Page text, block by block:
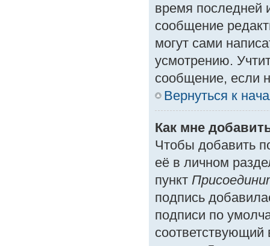
время последней
сообщение
могут сами
усмотрению.
сообщение, если
Вернуться к
Как мне
Чтобы добавить
её в личном
пункт
подпись
подписи по